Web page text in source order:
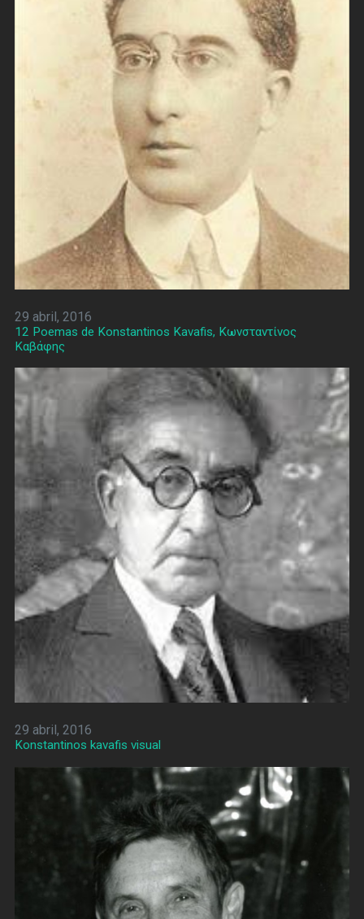
29 abril, 2016
12 Poemas de Konstantinos Kavafis, Κωνσταντίνος
Καβάφης
29 abril, 2016
Konstantinos kavafis visual